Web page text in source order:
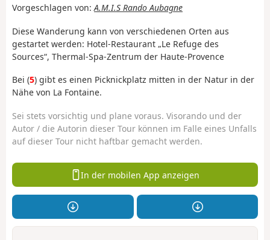
Vorgeschlagen von:A.M.I.S Rando Aubagne
Diese Wanderung kann von verschiedenen Orten aus
gestartet werden: Hotel-Restaurant „Le Refuge des
Sources“, Thermal-Spa-Zentrum der Haute-Provence
Bei (5) gibt es einen Picknickplatz mitten in der Natur in der
Nähe von La Fontaine.
Sei stets vorsichtig und plane voraus. Visorando und der
Autor / die Autorin dieser Tour können im Falle eines Unfalls
auf dieser Tour nicht haftbar gemacht werden.
In der mobilen App anzeigen